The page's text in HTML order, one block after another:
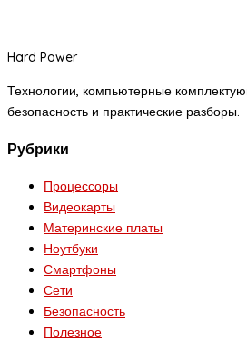
Hard Power
Технологии, компьютерные
безопасность и практические разборы.
Рубрики
Процессоры
Видеокарты
Материнские платы
Ноутбуки
Смартфоны
Сети
Безопасность
Полезное